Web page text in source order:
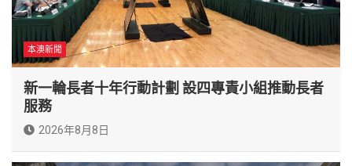
本澳新聞
新一輪長者十年行動計劃 設四專責小組推動長者
服務
2026年8月8日